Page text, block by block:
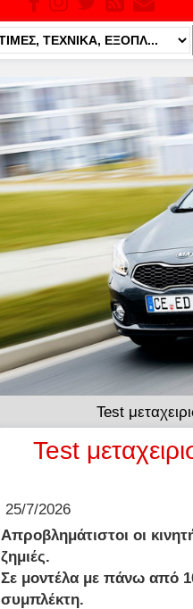
Test
Test
25/7/2026
Απροβλημάτιστοι οι
ζημιές.
Σε μοντέλα με πάνω από
συμπλέκτη.